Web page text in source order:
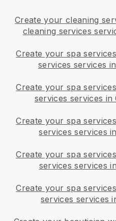
Create your cleaning
cleaning services
Create your spa
services services
Create your spa
services services in
Create your spa
services services
Create your spa
services services
Create your spa
services services